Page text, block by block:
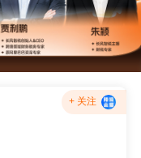
+ 关注